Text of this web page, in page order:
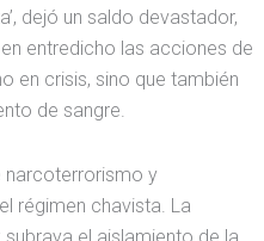
dejó un saldo devastador,
entredicho las acciones de
en crisis, sino que también
de sangre.
narcoterrorismo y
régimen chavista. La